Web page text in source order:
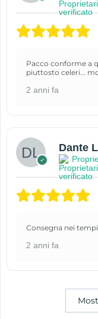
Pacco conforme a
piuttosto celeri...
2 anni fa
Dante
Consegna nei
2 anni fa